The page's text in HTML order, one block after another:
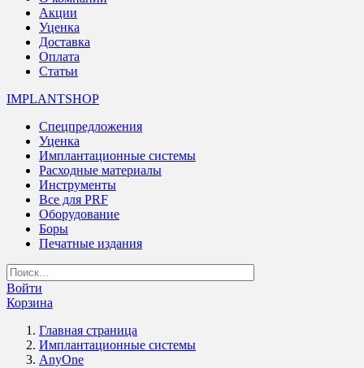
Акции
Уценка
Доставка
Оплата
Статьи
IMPLANTSHOP
Спецпредложения
Уценка
Имплантационные системы
Расходные материалы
Инструменты
Все для PRF
Оборудование
Боры
Печатные издания
Войти
Корзина
Главная страница
Имплантационные системы
AnyOne